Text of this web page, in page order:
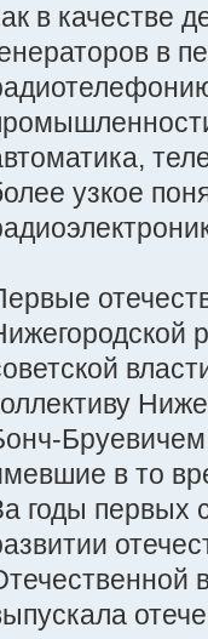
в качестве
в
узкое
в то
годы первых